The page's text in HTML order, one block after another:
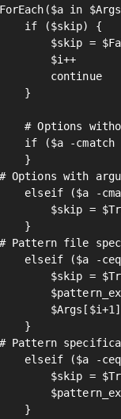
in
if ($skip) {
$skip =
$i++
continue
}
# Options
if ($a -cmatch
}
Options with
elseif ($a -
$skip =
}
Pattern file
elseif ($a -
$skip =
}
Pattern
elseif ($a -
$skip =
}